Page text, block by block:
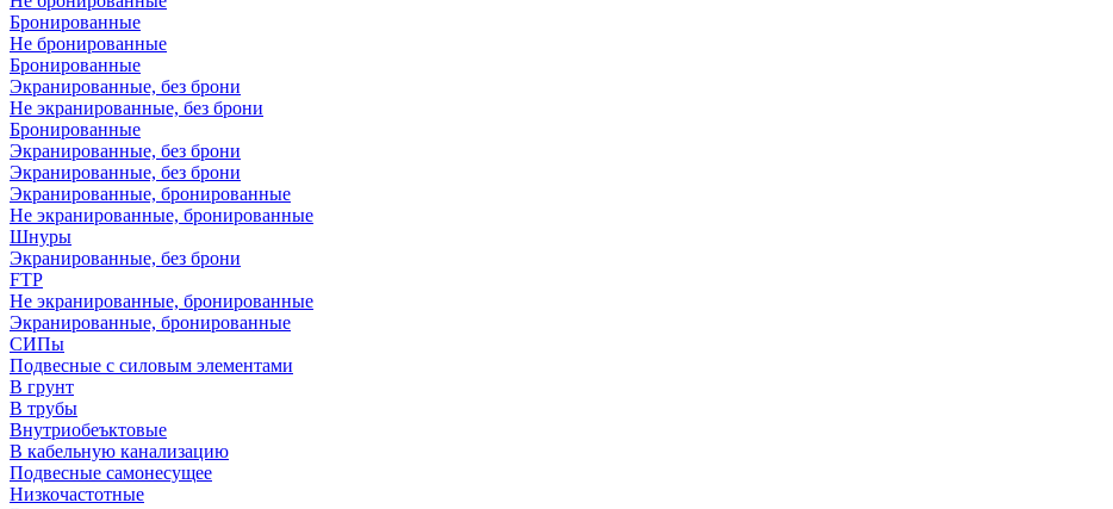
Бронированные
Не бронированные
Бронированные
Экранированные, без брони
Не экранированные, без брони
Бронированные
Экранированные, без брони
Экранированные, без брони
Экранированные, бронированные
Не экранированные, бронированные
Шнуры
Экранированные, без брони
FTP
Не экранированные, бронированные
Экранированные, бронированные
СИПы
Подвесные с силовым элементами
В грунт
В трубы
Внутриобеъктовые
В кабельную канализацию
Подвесные самонесущее
Низкочастотные